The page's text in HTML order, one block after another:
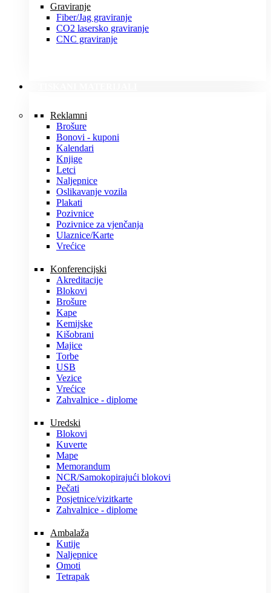
Graviranje
Fiber/Jag graviranje
CO2 lasersko graviranje
CNC graviranje
Reklamni
Brošure
Bonovi - kuponi
Kalendari
Knjige
Letci
Naljepnice
Oslikavanje vozila
Plakati
Pozivnice
Pozivnice za vjenčanja
Ulaznice/Karte
Vrećice
Konferencijski
Akreditacije
Blokovi
Brošure
Kape
Kemijske
Kišobrani
Majice
Torbe
USB
Vezice
Vrećice
Zahvalnice - diplome
Uredski
Blokovi
Kuverte
Mape
Memorandum
NCR/Samokopirajući blokovi
Pečati
Posjetnice/vizitkarte
Zahvalnice - diplome
Ambalaža
Kutije
Naljepnice
Omoti
Tetrapak